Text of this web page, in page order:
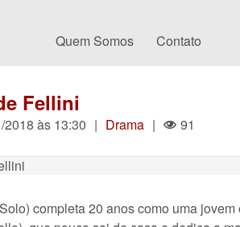
Quem Somos Contato
Fellini
às 13:30 | Drama | 91
completa 20 anos como uma